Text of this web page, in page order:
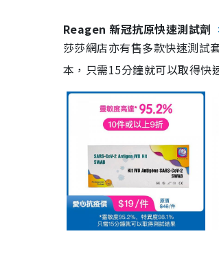
Reagen 新冠抗原快速測試劑
莎莎網店亦有售多款快速測
本，只需15分鐘就可以取得快